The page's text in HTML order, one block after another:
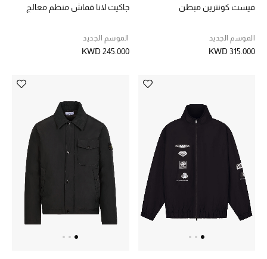
فيست كونترين مبطن
الموسم الجديد
KWD 315.000
جاكيت لانا قماش منظم معالج
الموسم الجديد
KWD 245.000